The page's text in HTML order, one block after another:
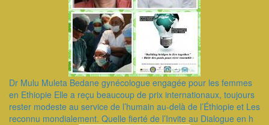
Dr Mulu Muleta Bedane gynécologue engagée pour les femmes
en Ethiopie Elle a reçu beaucoup de prix internationaux, toujours
rester modeste au service de l’humain au-delà de l’Éthiopie et Les
reconnu mondialement. Quelle fierté de l’Invite au Dialogue en h